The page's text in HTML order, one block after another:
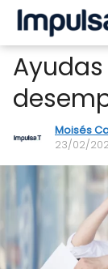
Moisés
23/02/